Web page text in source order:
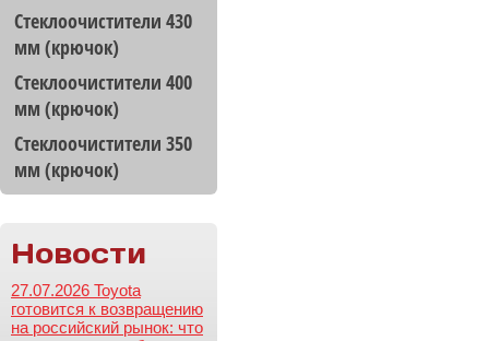
Стеклоочистители 430
мм (крючок)
Стеклоочистители 400
мм (крючок)
Стеклоочистители 350
мм (крючок)
Новости
27.07.2026 Toyota
готовится к возвращению
на российский рынок: что